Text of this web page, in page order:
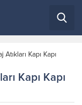
Kapı Kapı
Kapı Kapı